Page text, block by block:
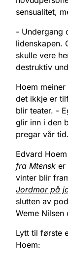
sensualitet,
- Undergang
lidenskapen.
skulle vere
destruktiv
Hoem
det ikkje er
blir teater. -
glir inn i den
pregar vår
Edvard
fra Mtensk er
vinter blir
Jordmor på
slutten av
Weme Nilsen
Lytt til første
Hoem: